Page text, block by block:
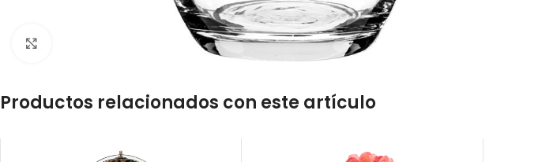
Productos relacionados con este artículo